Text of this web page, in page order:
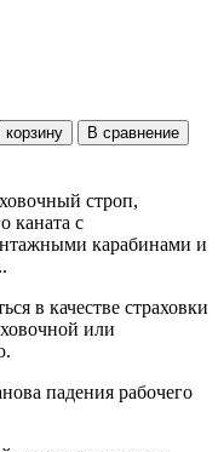
корзину
В сравнение
строп,
каната с
карабинами и
в качестве страховки
или
падения рабочего